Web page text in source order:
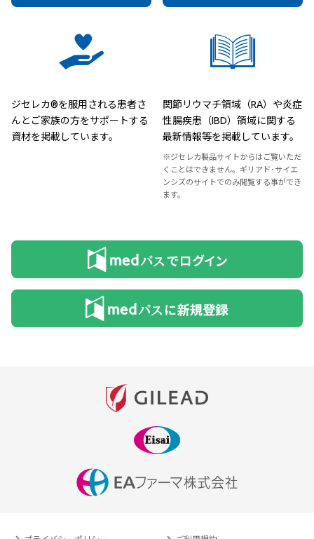
ジセレカ®を服用される患者さ
んとご家族の方をサポートする
資材を掲載しています。
関節リウマチ領域（RA）や炎症
性腸疾患（IBD）領域に関する
最新情報等を掲載しています。
※ジセレカ製品サイトからはご覧いただ
くことはできません。ギリアド･サイエ
ンシズのサイトでのみ閲覧する事ができ
ます。